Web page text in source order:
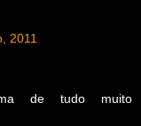
2011
de tudo muito